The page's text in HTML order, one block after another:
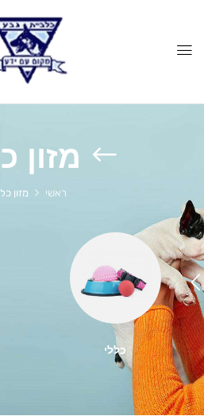
מזון
מזון כלבים
כללי